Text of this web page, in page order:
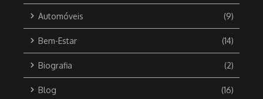
Automóveis (9)
Bem-Estar (14)
Biografia (2)
Blog (16)